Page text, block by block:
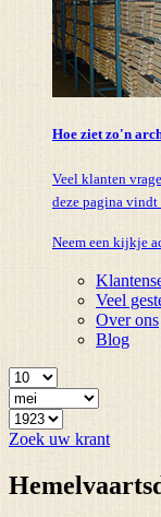
Hoe ziet zo'n
Veel klanten
deze pagina vindt
Neem een kijkje
Veel
Over ons
Blog
Zoek uw krant